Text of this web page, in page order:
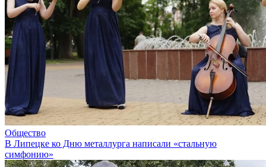
Общество
В Липецке ко Дню металлурга написали «стальную
симфонию»